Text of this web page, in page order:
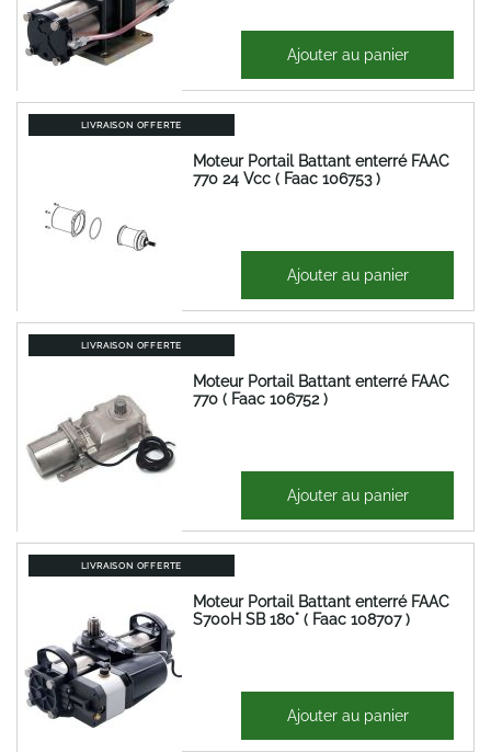
973,73 €
811,44 € Ajouter au panier
LIVRAISON OFFERTE
Moteur Portail Battant enterré FAAC
770 24 Vcc ( Faac 106753 )
Ajouter au panier
LIVRAISON OFFERTE
Moteur Portail Battant enterré FAAC
770 ( Faac 106752 )
729,47 € Ajouter au panier
LIVRAISON OFFERTE
Moteur Portail Battant enterré FAAC
S700H SB 180° ( Faac 108707 )
1 530,15 €
1 275,12 € Ajouter au panier